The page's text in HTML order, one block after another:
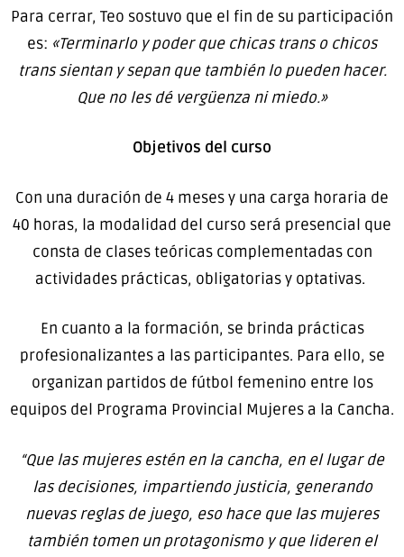
Para cerrar, Teo sostuvo que el fin de su participación
es: «Terminarlo y poder que chicas trans o chicos
trans sientan y sepan que también lo pueden hacer.
Que no les dé vergüenza ni miedo.»
Objetivos del curso
Con una duración de 4 meses y una carga horaria de
40 horas, la modalidad del curso será presencial que
consta de clases teóricas complementadas con
actividades prácticas, obligatorias y optativas.
En cuanto a la formación, se brinda prácticas
profesionalizantes a las participantes. Para ello, se
organizan partidos de fútbol femenino entre los
equipos del Programa Provincial Mujeres a la Cancha.
“Que las mujeres estén en la cancha, en el lugar de
las decisiones, impartiendo justicia, generando
nuevas reglas de juego, eso hace que las mujeres
también tomen un protagonismo y que lideren el